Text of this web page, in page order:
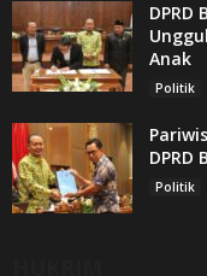
DPRD
Anak
Politik
Politik